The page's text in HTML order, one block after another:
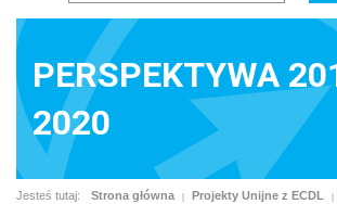
PERSPEKTYWA
2020
Jesteś tutaj: Strona główna Projekty Unijne z ECDL